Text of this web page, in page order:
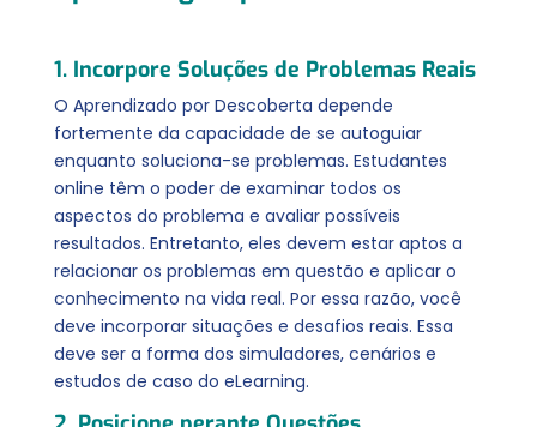
1. Incorpore Soluções de Problemas Reais
O Aprendizado por Descoberta depende
fortemente da capacidade de se autoguiar
enquanto soluciona-se problemas. Estudantes
online têm o poder de examinar todos os
aspectos do problema e avaliar possíveis
resultados. Entretanto, eles devem estar aptos a
relacionar os problemas em questão e aplicar o
conhecimento na vida real. Por essa razão, você
deve incorporar situações e desafios reais. Essa
deve ser a forma dos simuladores, cenários e
estudos de caso do eLearning.